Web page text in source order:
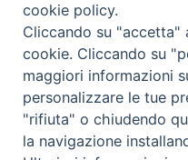
Copyright © 2019
Trentina Editrice
Privacy Policy
cookie policy.
Cliccando su "accetta"
cookie. Cliccando su
maggiori informazioni
personalizzare le tue
"rifiuta" o chiudendo
la navigazione